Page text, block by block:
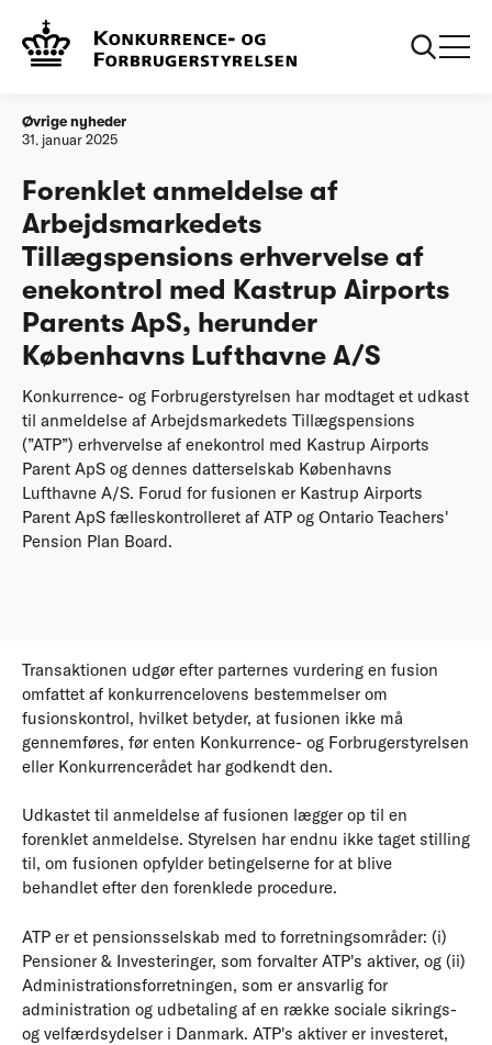
Forside
erhvervelse af enekontrol med Kastrup Airports Parents ApS,
herunder Københavns Lufthavne A/S
Øvrige nyheder
31. januar 2025
Forenklet anmeldelse af
Arbejdsmarkedets
Tillægspensions erhvervelse af
enekontrol med Kastrup Airports
Parents ApS, herunder
Københavns Lufthavne A/S
Konkurrence- og Forbrugerstyrelsen har modtaget et udkast
til anmeldelse af Arbejdsmarkedets Tillægspensions
(”ATP”) erhvervelse af enekontrol med Kastrup Airports
Parent ApS og dennes datterselskab Københavns
Lufthavne A/S. Forud for fusionen er Kastrup Airports
Parent ApS fælleskontrolleret af ATP og Ontario Teachers'
Pension Plan Board.
Transaktionen udgør efter parternes vurdering en fusion
omfattet af konkurrencelovens bestemmelser om
fusionskontrol, hvilket betyder, at fusionen ikke må
gennemføres, før enten Konkurrence- og Forbrugerstyrelsen
eller Konkurrencerådet har godkendt den.
Udkastet til anmeldelse af fusionen lægger op til en
forenklet anmeldelse. Styrelsen har endnu ikke taget stilling
til, om fusionen opfylder betingelserne for at blive
behandlet efter den forenklede procedure.
ATP er et pensionsselskab med to forretningsområder: (i)
Pensioner & Investeringer, som forvalter ATP's aktiver, og (ii)
Administrationsforretningen, som er ansvarlig for
administration og udbetaling af en række sociale sikrings-
og velfærdsydelser i Danmark. ATP's aktiver er investeret,